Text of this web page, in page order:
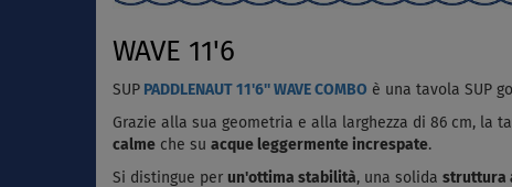
WAVE 11'6
SUP PADDLENAUT 11'6'' WAVE COMBO è una tavola SUP
Grazie alla sua geometria e alla larghezza di 86 cm, la
calme che su acque leggermente increspate.
Si distingue per un'ottima stabilità, una solida struttura